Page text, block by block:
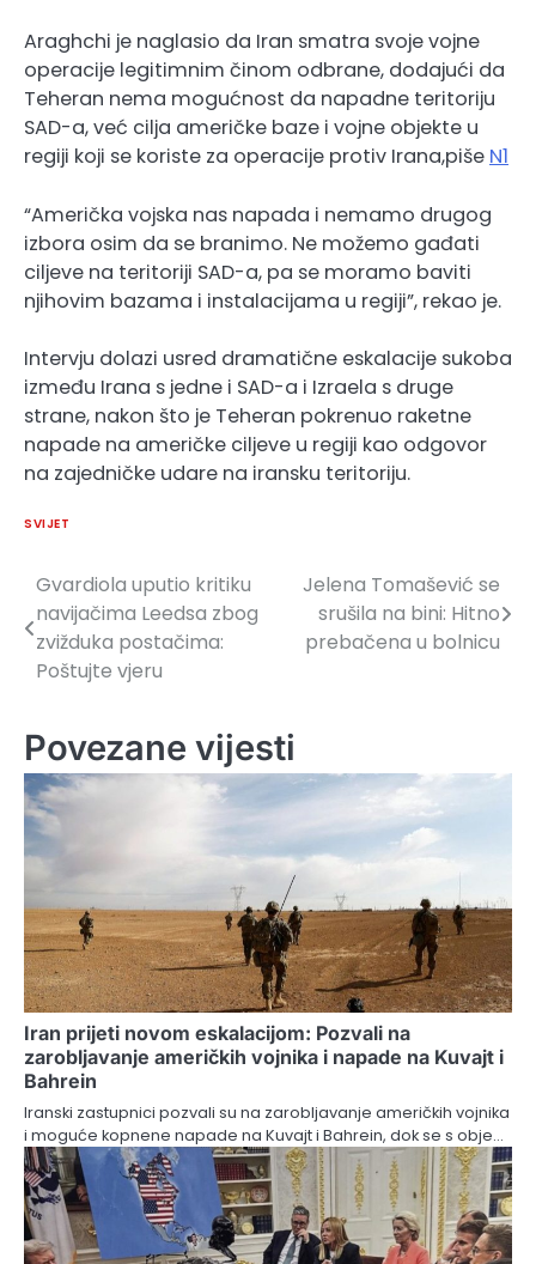
Araghchi je naglasio da Iran smatra svoje vojne
operacije legitimnim činom odbrane, dodajući da
Teheran nema mogućnost da napadne teritoriju
SAD-a, već cilja američke baze i vojne objekte u
regiji koji se koriste za operacije protiv Irana,piše N1
“Američka vojska nas napada i nemamo drugog
izbora osim da se branimo. Ne možemo gađati
ciljeve na teritoriji SAD-a, pa se moramo baviti
njihovim bazama i instalacijama u regiji”, rekao je.
Intervju dolazi usred dramatične eskalacije sukoba
između Irana s jedne i SAD-a i Izraela s druge
strane, nakon što je Teheran pokrenuo raketne
napade na američke ciljeve u regiji kao odgovor
na zajedničke udare na iransku teritoriju.
SVIJET
Navigacija
članaka
Gvardiola uputio kritiku
navijačima Leedsa zbog
zvižduka postačima:
Poštujte vjeru
Jelena Tomašević se
srušila na bini: Hitno
prebačena u bolnicu
Povezane vijesti
Iran prijeti novom eskalacijom: Pozvali na
zarobljavanje američkih vojnika i napade na Kuvajt i
Bahrein
Iranski zastupnici pozvali su na zarobljavanje američkih vojnika
i moguće kopnene napade na Kuvajt i Bahrein, dok se s obje…